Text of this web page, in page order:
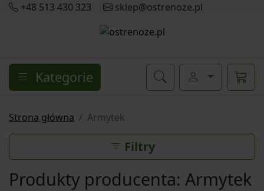
+48 513 430 323 sklep@ostrenoze.pl
Kategorie
Strona główna Armytek
Filtry
Produkty producenta: Armytek